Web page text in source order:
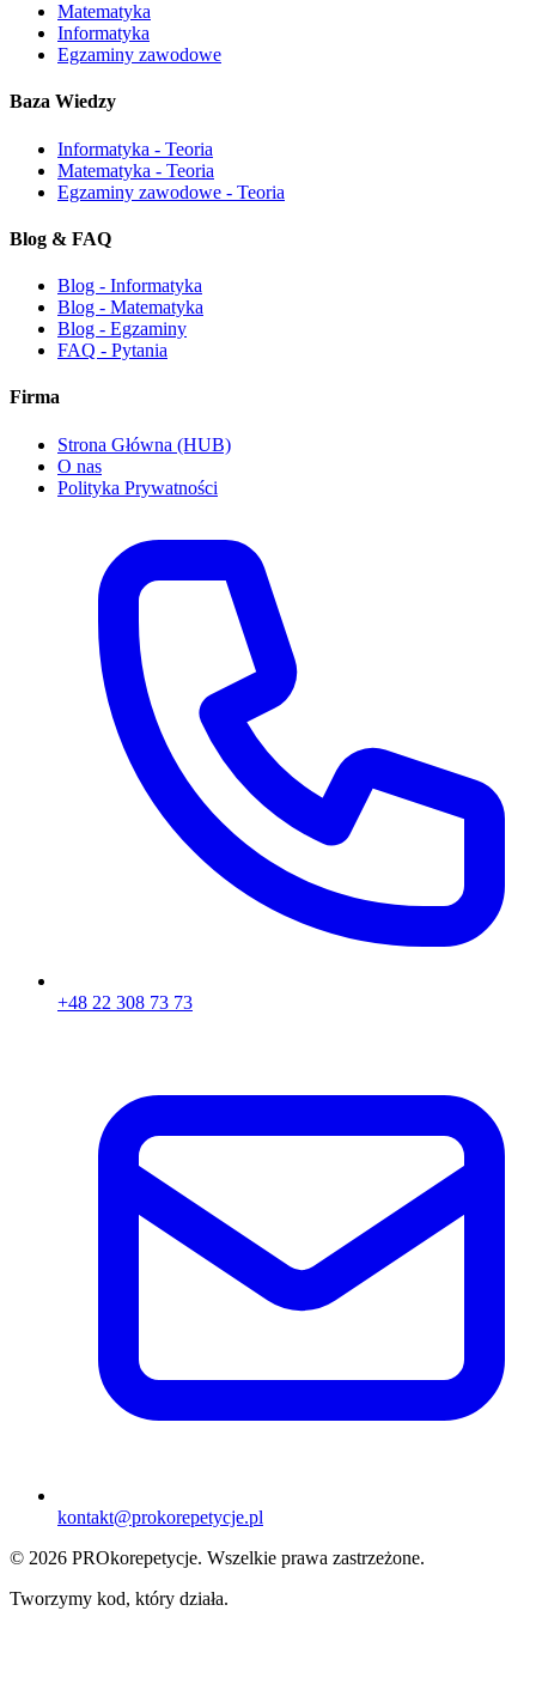
Matematyka
Informatyka
Egzaminy zawodowe
Baza Wiedzy
Informatyka - Teoria
Matematyka - Teoria
Egzaminy zawodowe - Teoria
Blog & FAQ
Blog - Informatyka
Blog - Matematyka
Blog - Egzaminy
FAQ - Pytania
Firma
Strona Główna (HUB)
O nas
Polityka Prywatności
+48 22 308 73 73
kontakt@prokorepetycje.pl
© 2026 PROkorepetycje. Wszelkie prawa zastrzeżone.
Tworzymy kod, który działa.